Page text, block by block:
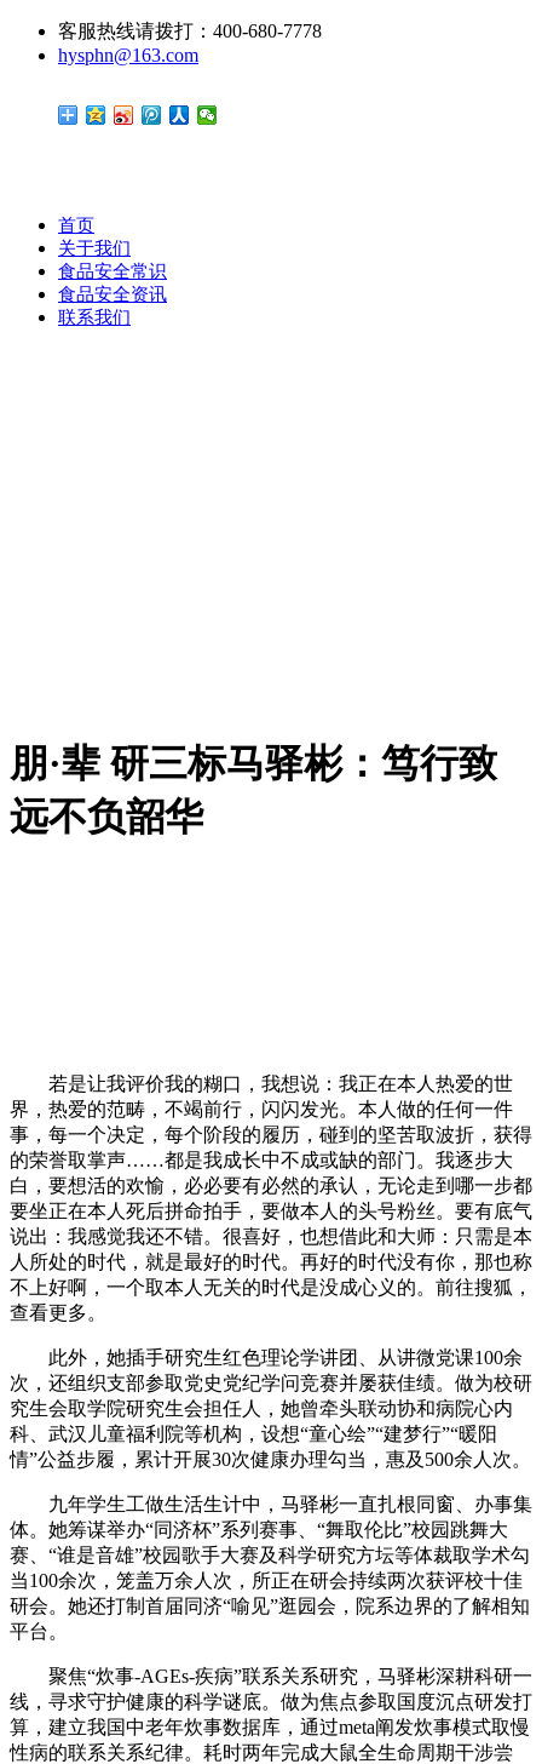
客服热线请拨打：400-680-7778
hysphn@163.com
首页
关于我们
食品安全常识
食品安全资讯
联系我们
朋·辈 研三标马驿彬：笃行致
远不负韶华
若是让我评价我的糊口，我想说：我正在本人热爱的世
界，热爱的范畴，不竭前行，闪闪发光。本人做的任何一件
事，每一个决定，每个阶段的履历，碰到的坚苦取波折，获得
的荣誉取掌声……都是我成长中不成或缺的部门。我逐步大
白，要想活的欢愉，必必要有必然的承认，无论走到哪一步都
要坐正在本人死后拼命拍手，要做本人的头号粉丝。要有底气
说出：我感觉我还不错。很喜好，也想借此和大师：只需是本
人所处的时代，就是最好的时代。再好的时代没有你，那也称
不上好啊，一个取本人无关的时代是没成心义的。前往搜狐，
查看更多。
此外，她插手研究生红色理论学讲团、从讲微党课100余
次，还组织支部参取党史党纪学问竞赛并屡获佳绩。做为校研
究生会取学院研究生会担任人，她曾牵头联动协和病院心内
科、武汉儿童福利院等机构，设想“童心绘”“建梦行”“暖阳
情”公益步履，累计开展30次健康办理勾当，惠及500余人次。
九年学生工做生活生计中，马驿彬一直扎根同窗、办事集
体。她筹谋举办“同济杯”系列赛事、“舞取伦比”校园跳舞大
赛、“谁是音雄”校园歌手大赛及科学研究方坛等体裁取学术勾
当100余次，笼盖万余人次，所正在研会持续两次获评校十佳
研会。她还打制首届同济“喻见”逛园会，院系边界的了解相知
平台。
聚焦“炊事-AGEs-疾病”联系关系研究，马驿彬深耕科研一
线，寻求守护健康的科学谜底。做为焦点参取国度沉点研发打
算，建立我国中老年炊事数据库，通过meta阐发炊事模式取慢
性病的联系关系纪律。耗时两年完成大鼠全生命周期干涉尝